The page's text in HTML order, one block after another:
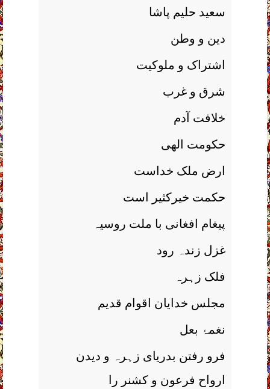
سعید حلیم پاشا
دین و وطن
اشتراک و ملوکیت
شرق و غرب
خلافت آدم
حکومت الھی
ارض ملک خداست
حکمت خیرکثیر است
پیغام افغانی با ملت روسیہ
غزل زندہ رود
فلک زہرہ
مجلس خدایان اقوام قدیم
نغمۂ بعل
فرو رفتن بدریای زہرہ و دیدن
ارواح فرعون و کشنر را